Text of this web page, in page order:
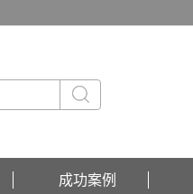
成功案例